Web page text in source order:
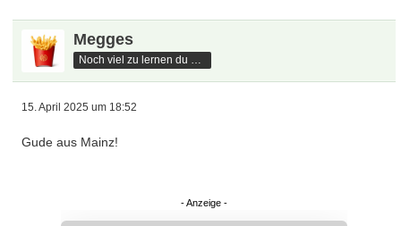
Megges
15. April 2025 um 18:52
Gude aus Mainz!